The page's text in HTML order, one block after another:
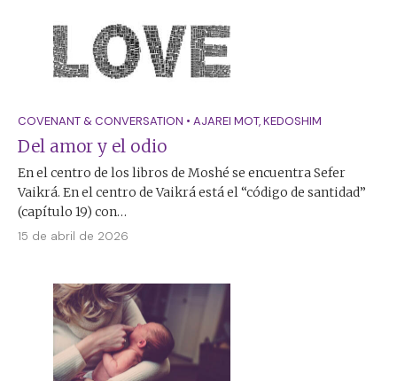
COVENANT & CONVERSATION • AJAREI MOT,KEDOSHIM
Del amor y el odio
En el centro de los libros de Moshé se encuentra Sefer
Vaikrá. En el centro de Vaikrá está el “código de santidad”
(capítulo 19) con…
15 de abril de 2026